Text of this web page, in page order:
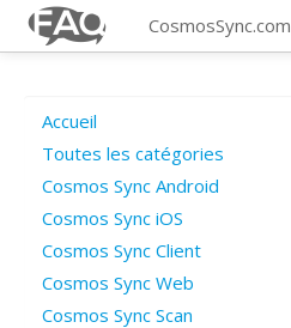
CosmosSync.com
Accueil
Toutes les catégories
Cosmos Sync Android
Cosmos Sync iOS
Cosmos Sync Client
Cosmos Sync Web
Cosmos Sync Scan